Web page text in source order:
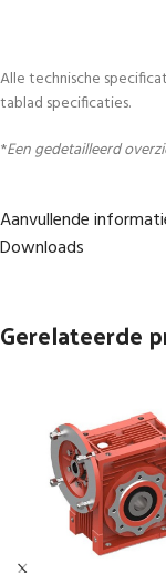
Alle technische
tablad specificaties.
*Een gedetailleerd
Aanvullende
Downloads
Gerelateerde